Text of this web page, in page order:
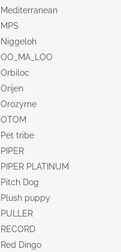
Mediterranean
MPS
Niggeloh
OO_MA_LOO
Orbiloc
Orijen
Orozyme
OTOM
Pet tribe
PIPER
PIPER PLATINUM
Pitch Dog
Plush puppy
PULLER
RECORD
Red Dingo